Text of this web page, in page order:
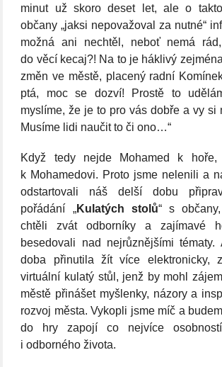
minut už skoro deset let, ale o
občany „jaksi nepovažoval za nutné“
možná ani nechtěl, neboť nemá
do věcí kecaj?! Na to je háklivý
změn ve městě, placený radní
ptá, moc se dozví! Prostě to
myslíme, že je to pro vás dobře a vy si
Musíme lidi naučit to či ono…“
Když tedy nejde Mohamed k
k Mohamedovi. Proto jsme nelenili a
odstartovali náš delší dobu
pořádání „Kulatých stolů“ s
chtěli zvát odborníky a zajímavé
besedovali nad nejrůznějšími tématy.
doba přinutila žít více elektronicky,
virtuální kulatý stůl, jenž by mohl
městě přinášet myšlenky, názory a
rozvoj města. Vykopli jsme míč a
do hry zapojí co nejvíce
i odborného života.